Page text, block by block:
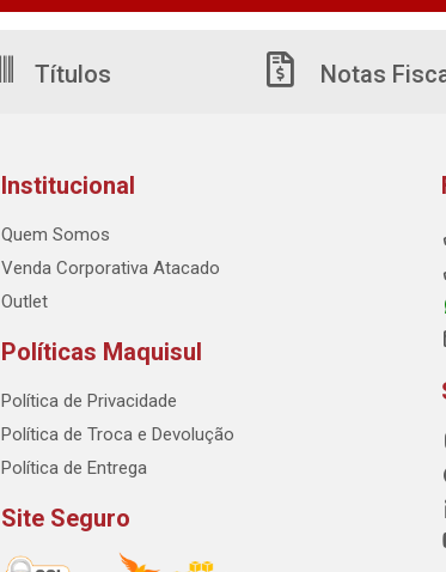
Títulos Notas
Institucional
Quem Somos
Venda Corporativa Atacado
Outlet
Políticas Maquisul
Política de Privacidade
Política de Troca e Devolução
Política de Entrega
Site Seguro